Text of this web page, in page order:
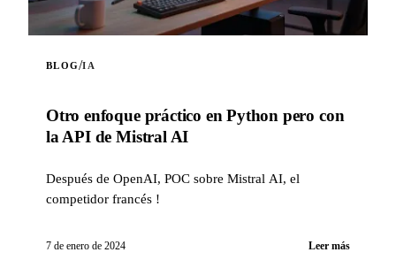
BLOG/IA
Otro enfoque práctico en Python pero con
la API de Mistral AI
Después de OpenAI, POC sobre Mistral AI, el
competidor francés !
7 de enero de 2024 Leer más